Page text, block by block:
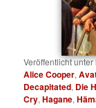
Veröffentlicht unter
Alice Cooper,
Decapitated, Die
Cry,Hagane,